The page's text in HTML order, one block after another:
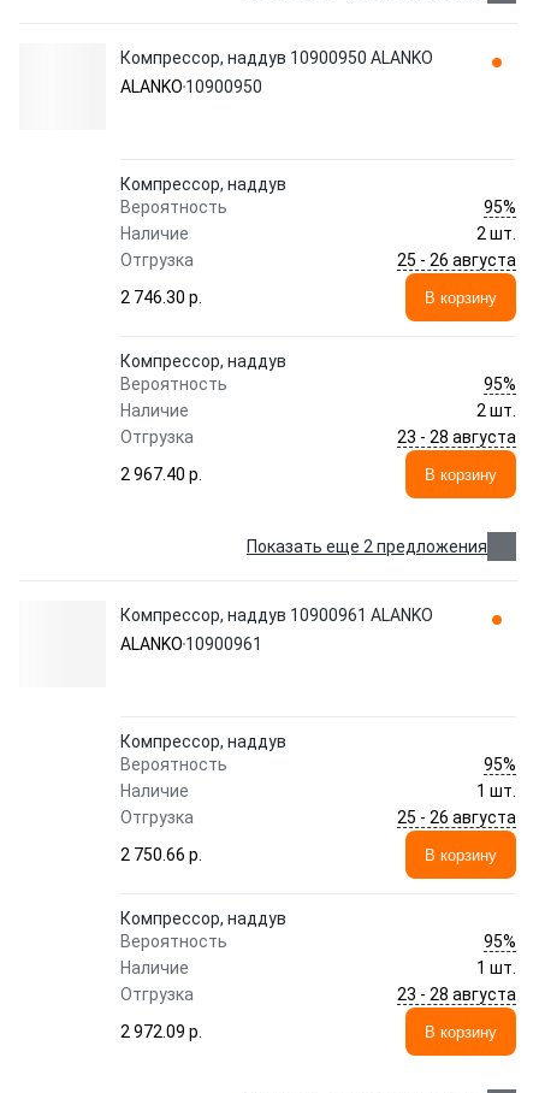
Компрессор, наддув 10900950 ALANKO
ALANKO 10900950
Компрессор, наддув
Вероятность
95%
Наличие
2 шт.
Отгрузка
25 - 26 августа
2 746.30 p.
В корзину
Компрессор, наддув
Вероятность
95%
Наличие
2 шт.
Отгрузка
23 - 28 августа
2 967.40 p.
В корзину
Показать еще 2 предложения
Компрессор, наддув 10900961 ALANKO
ALANKO 10900961
Компрессор, наддув
Вероятность
95%
Наличие
1 шт.
Отгрузка
25 - 26 августа
2 750.66 p.
В корзину
Компрессор, наддув
Вероятность
95%
Наличие
1 шт.
Отгрузка
23 - 28 августа
2 972.09 p.
В корзину